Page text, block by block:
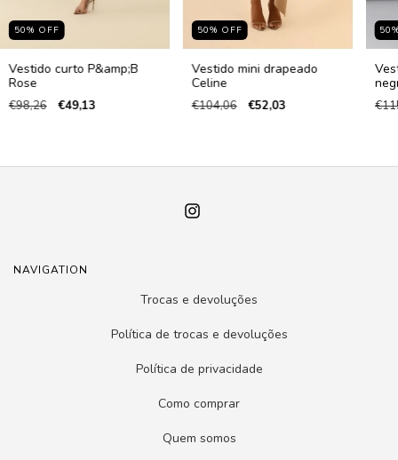
50% OFF
Vestido curto P&amp;B
Rose
€98,26 €49,13
50% OFF
Vestido mini drapeado
Celine
€104,06 €52,03
50
NAVIGATION
Trocas e devoluções
Política de trocas e devoluções
Política de privacidade
Como comprar
Quem somos